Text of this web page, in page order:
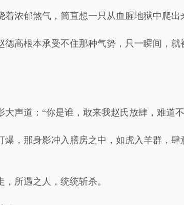
浓郁煞气，简直想一只从血腥地狱中爬出
高根本承受不住那种气势，只一瞬间，
大声道：“你是谁，敢来我赵氏放肆，难
，那身影冲入膳房之中，如虎入羊群，
所遇之人，统统斩杀。